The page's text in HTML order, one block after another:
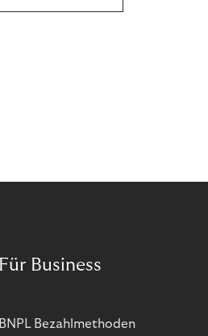
Für Business
BNPL Bezahlmethoden